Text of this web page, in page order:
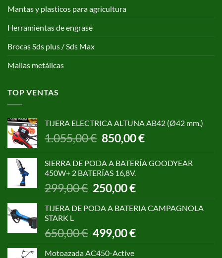
Mantas y plasticos para agricultura
Herramientas de engrase
Brocas Sds plus / Sds Max
Mallas metálicas
TOP VENTAS
TIJERA ELECTRICA ALTUNA AB42 (Ø42 mm.)
1.055,00€ El
precio
era:
1.055,00 €.
850,00€El
precio
es:
SIERRA DE PODA A BATERÍA GOODYEAR
450W+ 2 BATERÍAS 16,8V.
299,00€ El
precio
original
299,00 €.
250,00€El
precio
actual
250,00 €.
TIJERA DE PODA A BATERIA CAMPAGNOLA
STARK L
650,00€
El
precio
original
499,00€El
precio
Motoazada AC450-Active